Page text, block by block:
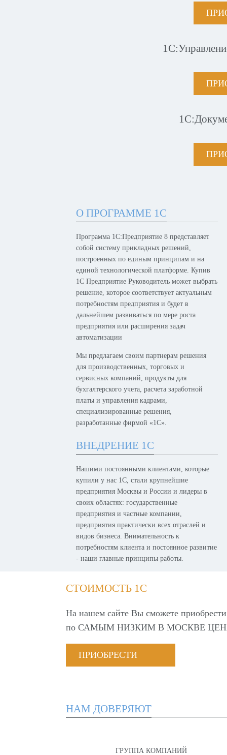
О ПРОГРАММЕ 1С
Программа 1С:Предприятие 8 представляет
собой систему прикладных решений,
построенных по единым принципам и на
единой технологической платформе. Купив
1С Предприятие Руководитель может выбрать
решение, которое соответствует актуальным
потребностям предприятия и будет в
дальнейшем развиваться по мере роста
предприятия или расширения задач
автоматизации
Мы предлагаем своим партнерам решения
для производственных, торговых и
сервисных компаний, продукты для
бухгалтерского учета, расчета заработной
платы и управления кадрами,
специализированные решения,
разработанные фирмой «1С».
ВНЕДРЕНИЕ 1С
Нашими постоянными клиентами, которые
купили у нас 1С, стали крупнейшие
предприятия Москвы и России и лидеры в
своих областях: государственные
предприятия и частные компании,
предприятия практически всех отраслей и
видов бизнеса. Внимательность к
потребностям клиента и постоянное развитие
- наши главные принципы работы.
СТОИМОСТЬ 1С
На нашем сайте Вы сможете
по САМЫМ НИЗКИМ В МОСКВЕ
ПРИОБРЕСТИ
НАМ ДОВЕРЯЮТ
ГРУППА КОМПАНИЙ